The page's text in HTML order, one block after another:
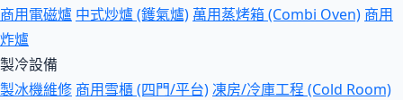
商用電磁爐 中式炒爐 (鑊氣爐) 萬用蒸烤箱 (Combi Oven) 商用
炸爐
製冷設備
製冰機維修 商用雪櫃 (四門/平台)凍房/冷庫工程 (Cold Room)